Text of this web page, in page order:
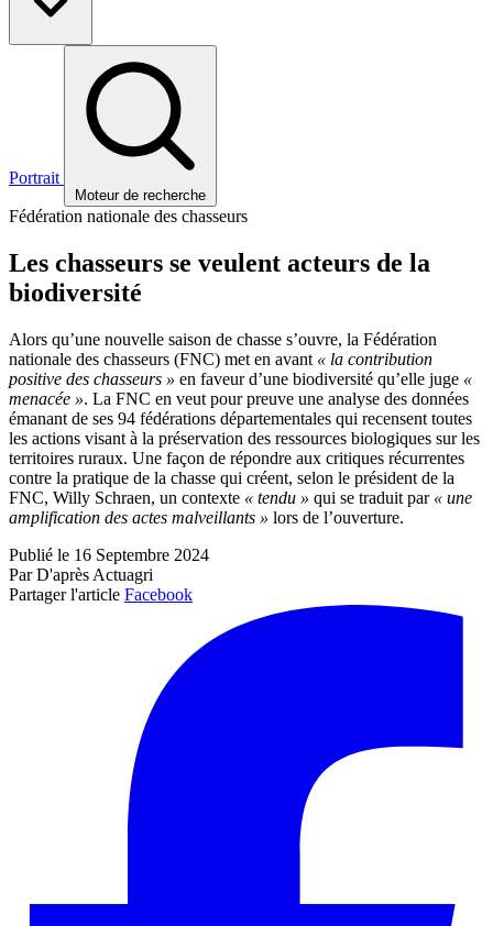
Portrait
Moteur de recherche
Fédération nationale des chasseurs
Les chasseurs se veulent acteurs de la
biodiversité
Alors qu’une nouvelle saison de chasse s’ouvre, la Fédération
nationale des chasseurs (FNC) met en avant « la contribution
positive des chasseurs » en faveur d’une biodiversité qu’elle juge «
menacée ». La FNC en veut pour preuve une analyse des données
émanant de ses 94 fédérations départementales qui recensent toutes
les actions visant à la préservation des ressources biologiques sur les
territoires ruraux. Une façon de répondre aux critiques récurrentes
contre la pratique de la chasse qui créent, selon le président de la
FNC, Willy Schraen, un contexte « tendu » qui se traduit par « une
amplification des actes malveillants » lors de l’ouverture.
Publié le 16 Septembre 2024
Par D'après Actuagri
Partager l'article Facebook